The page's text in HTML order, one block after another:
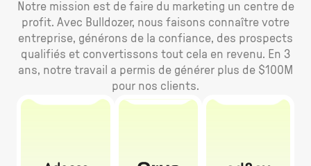
Notre mission est de faire du marketing un centre de
profit. Avec Bulldozer, nous faisons connaître votre
entreprise, générons de la confiance, des prospects
qualifiés et convertissons tout cela en revenu. En 3
ans, notre travail a permis de générer plus de $100M
pour nos clients.